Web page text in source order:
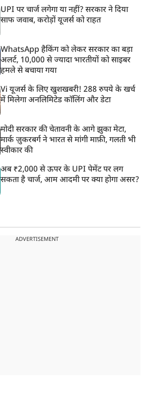
UPI पर चार्ज लगेगा या नहीं? सरकार ने दिया
साफ जवाब, करोड़ों यूजर्स को राहत
WhatsApp हैकिंग को लेकर सरकार का बड़ा
अलर्ट, 10,000 से ज्यादा भारतीयों को साइबर
हमले से बचाया गया
Vi यूजर्स के लिए खुशखबरी! 288 रुपये के खर्च
में मिलेगा अनलिमिटेड कॉलिंग और डेटा
मोदी सरकार की चेतावनी के आगे झुका मेटा,
मार्क ज़ुकरबर्ग ने भारत से मांगी माफ़ी, गलती भी
स्वीकार की
अब ₹2,000 से ऊपर के UPI पेमेंट पर लग
सकता है चार्ज, आम आदमी पर क्या होगा असर?
ADVERTISEMENT